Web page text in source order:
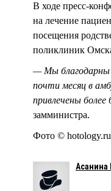
В ходе пресс-
на лечение
посещения
поликлиник
— Мы благодарны
почти месяц в
привлечены
замминистра.
Фото © hotology.ru
Асанина